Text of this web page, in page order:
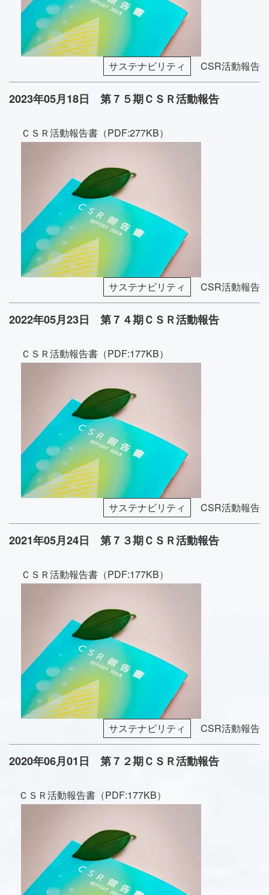
サステナビリティ CSR活動報告
2023年05月18日 第７５期ＣＳＲ活動報告
ＣＳＲ活動報告書（PDF:277KB）
サステナビリティ CSR活動報告
2022年05月23日 第７４期ＣＳＲ活動報告
ＣＳＲ活動報告書（PDF:177KB）
サステナビリティ CSR活動報告
2021年05月24日 第７３期ＣＳＲ活動報告
ＣＳＲ活動報告書（PDF:177KB）
サステナビリティ CSR活動報告
2020年06月01日 第７２期ＣＳＲ活動報告
ＣＳＲ活動報告書（PDF:177KB）